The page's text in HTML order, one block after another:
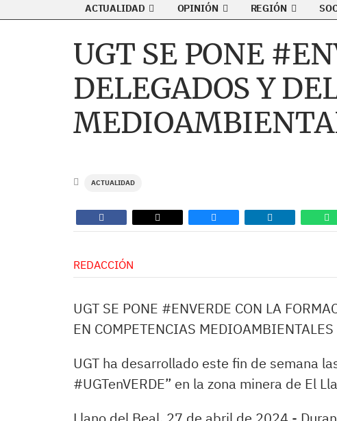
ACTUALIDAD OPINIÓN REGIÓN
UGT SE PONE
DELEGADOS Y
ACTUALIDAD
REDACCIÓN
UGT SE PONE #ENVERDE CON LA
EN COMPETENCIAS
UGT ha desarrollado este fin de semana
#UGTenVERDE” en la zona minera de El